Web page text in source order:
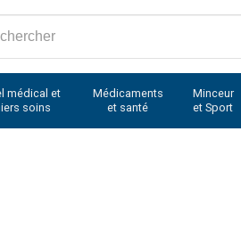
médical et
soins
Médicaments
et santé
Minceur
et Sport